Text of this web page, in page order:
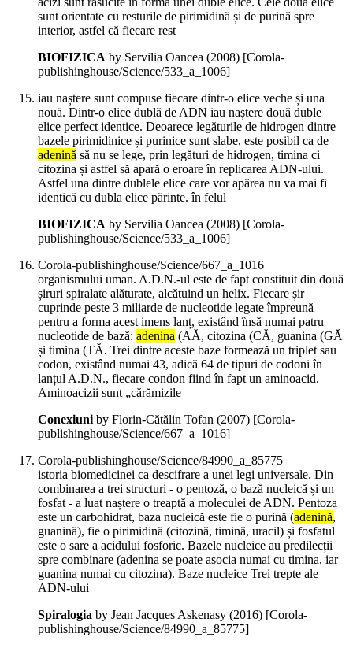
sunt orientate cu resturile de pirimidină și de purină spre
interior, astfel că fiecare rest
BIOFIZICA by Servilia Oancea (2008) [Corola-
publishinghouse/Science/533_a_1006]
iau naștere sunt compuse fiecare dintr-o elice veche și una
nouă. Dintr-o elice dublă de ADN iau naștere două duble
elice perfect identice. Deoarece legăturile de hidrogen dintre
bazele pirimidinice și purinice sunt slabe, este posibil ca de
adenină să nu se lege, prin legături de hidrogen, timina ci
citozina și astfel să apară o eroare în replicarea ADN-ului.
Astfel una dintre dublele elice care vor apărea nu va mai fi
identică cu dubla elice părinte. în felul
BIOFIZICA by Servilia Oancea (2008) [Corola-
publishinghouse/Science/533_a_1006]
Corola-publishinghouse/Science/667_a_1016
organismului uman. A.D.N.-ul este de fapt constituit din două
șiruri spiralate alăturate, alcătuind un helix. Fiecare șir
cuprinde peste 3 miliarde de nucleotide legate împreună
pentru a forma acest imens lanț, existând însă numai patru
nucleotide de bază: adenina (AĂ, citozina (CĂ, guanina (GĂ
și timina (TĂ. Trei dintre aceste baze formează un triplet sau
codon, existând numai 43, adică 64 de tipuri de codoni în
lanțul A.D.N., fiecare condon fiind în fapt un aminoacid.
Aminoacizii sunt „cărămizile
Conexiuniby Florin-Cătălin Tofan (2007) [Corola-
publishinghouse/Science/667_a_1016]
Corola-publishinghouse/Science/84990_a_85775
istoria biomedicinei ca descifrare a unei legi universale. Din
combinarea a trei structuri - o pentoză, o bază nucleică și un
fosfat - a luat naștere o treaptă a moleculei de ADN. Pentoza
este un carbohidrat, baza nucleică este fie o purină (adenină,
guanină), fie o pirimidină (citozină, timină, uracil) și fosfatul
este o sare a acidului fosforic. Bazele nucleice au predilecții
spre combinare (adenina se poate asocia numai cu timina, iar
guanina numai cu citozina). Baze nucleice Trei trepte ale
ADN-ului
Spiralogia by Jean Jacques Askenasy (2016) [Corola-
publishinghouse/Science/84990_a_85775]